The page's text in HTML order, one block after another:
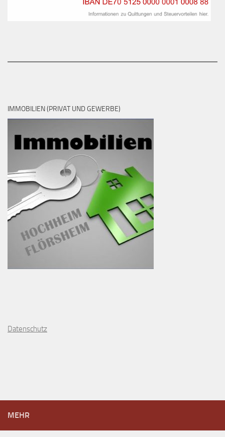
IMMOBILIEN (PRIVAT UND GEWERBE)
Datenschutz
MEHR